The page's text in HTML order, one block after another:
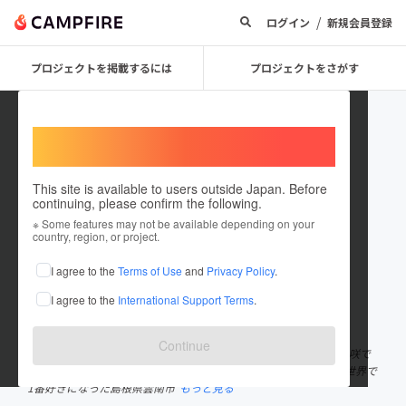
ログイン / 新規会員登録
プロジェクトを掲載するには プロジェクトをさがす
This site is available to users outside Japan. Before
continuing, please confirm the following.
※ Some features may not be available depending on your
country, region, or project.
I agree to the Terms of Use and Privacy Policy.
I agree to the International Support Terms.
Continue
Guesthouse_IKIRU
これまでに6回支援して1件のプロジェクトを投稿しています
在住国：日本 現在地：島根県
出身国：日本 出身地：兵庫県
はじめまして！『Guesthouse IKIRU（生きる）』の吉田勇輝・美咲で
す。 夫婦で134軒のゲストハウスに宿泊し、日本一周達成🇯🇵。 世界で
1番好きになった島根県雲南市 もっと見る